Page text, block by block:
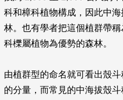
科和樟科植物構成，因此中
林。也有學者把這個植群帶
科櫟屬植物為優勢的森林。
由植群型的命名就可看出殼
的分量，而常見的中海拔殼